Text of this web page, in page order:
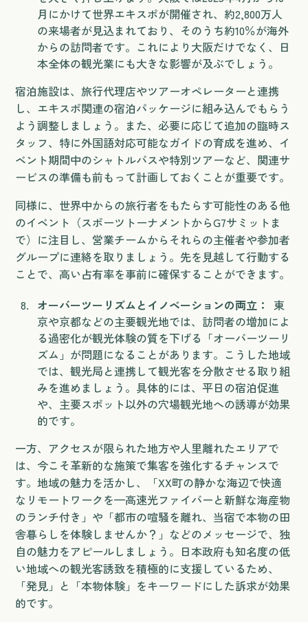
月にかけて世界エキスポが開催され、約2,800万人
の来場者が見込まれており、そのうち約10％が海外
からの訪問者です。これにより大阪だけでなく、日
本全体の観光業にも大きな影響が及ぶでしょう。
宿泊施設は、旅行代理店やツアーオペレーターと連携
し、エキスポ関連の宿泊パッケージに組み込んでもらう
よう調整しましょう。また、必要に応じて追加の臨時ス
タッフ、特に外国語対応可能なガイドの育成を進め、イ
ベント期間中のシャトルバスや特別ツアーなど、関連サ
ービスの準備も前もって計画しておくことが重要です。
同様に、世界中からの旅行者をもたらす可能性のある他
のイベント（スポーツトーナメントからG7サミットま
で）に注目し、営業チームからそれらの主催者や参加者
グループに連絡を取りましょう。先を見越して行動する
ことで、高い占有率を事前に確保することができます。
オーバーツーリズムとイノベーションの両立： 東
京や京都などの主要観光地では、訪問者の増加によ
る過密化が観光体験の質を下げる「オーバーツーリ
ズム」が問題になることがあります。こうした地域
では、観光局と連携して観光客を分散させる取り組
みを進めましょう。具体的には、平日の宿泊促進
や、主要スポット以外の穴場観光地への誘導が効果
的です。
一方、アクセスが限られた地方や人里離れたエリアで
は、今こそ革新的な施策で集客を強化するチャンスで
す。地域の魅力を活かし、「XX町の静かな海辺で快適
なリモートワークを—高速光ファイバーと新鮮な海産物
のランチ付き」や「都市の喧騒を離れ、当宿で本物の田
舎暮らしを体験しませんか？」などのメッセージで、独
自の魅力をアピールしましょう。日本政府も知名度の低
い地域への観光客誘致を積極的に支援しているため、
「発見」と「本物体験」をキーワードにした訴求が効果
的です。